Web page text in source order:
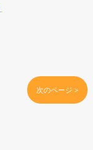
次のページ >